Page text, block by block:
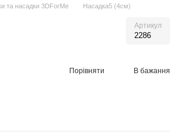
та насадки 3DForMe Насадка5 (4см)
Артикул
2286
Порівняти В бажання